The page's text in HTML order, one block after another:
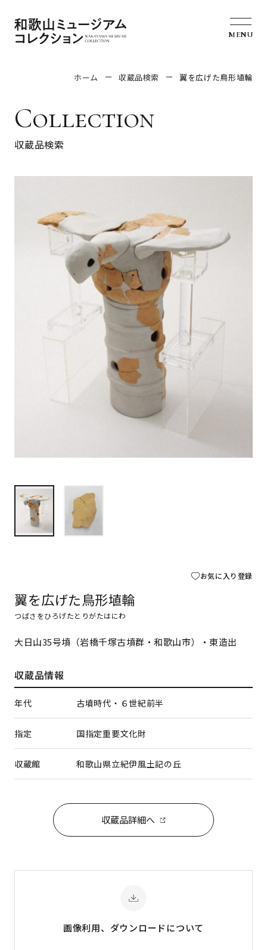
MENU
ホーム 収蔵品検索 翼を広げた鳥形埴輪
Collection
収蔵品検索
お気に入り登録
翼を広げた鳥形埴輪
つばさをひろげたとりがたはにわ
大日山35号墳（岩橋千塚古墳群・和歌山市）・東造出
収蔵品情報
年代 古墳時代・６世紀前半
指定 国指定重要文化財
収蔵館 和歌山県立紀伊風土記の丘
収蔵品詳細へ
画像利用、ダウンロードについて